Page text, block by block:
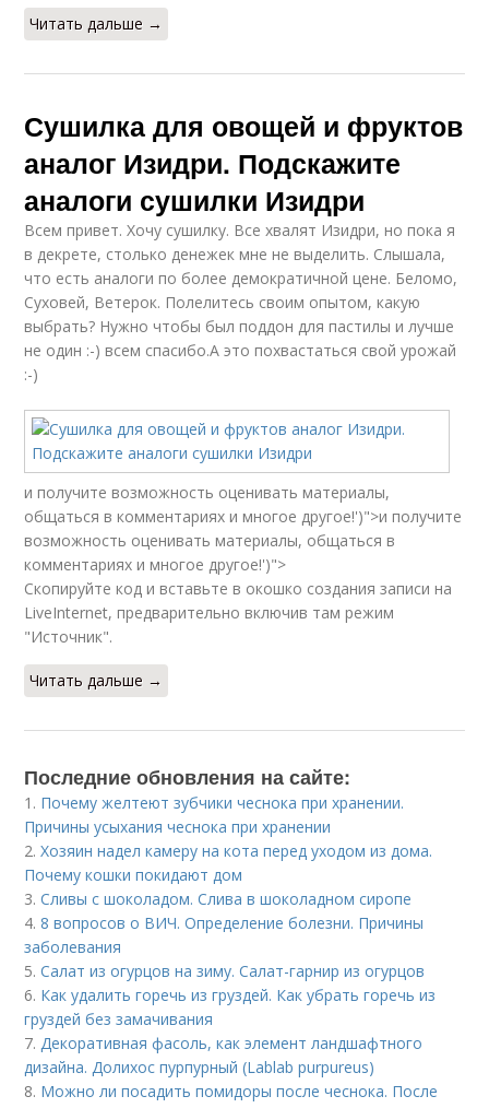
Читать дальше →
Сушилка для овощей и фруктов
аналог Изидри. Подскажите
аналоги сушилки Изидри
Всем привет. Хочу сушилку. Все хвалят Изидри, но пока я
в декрете, столько денежек мне не выделить. Слышала,
что есть аналоги по более демократичной цене. Беломо,
Суховей, Ветерок. Полелитесь своим опытом, какую
выбрать? Нужно чтобы был поддон для пастилы и лучше
не один :-) всем спасибо.А это похвастаться свой урожай
:-)
и получите возможность оценивать материалы,
общаться в комментариях и многое другое!')">и получите
возможность оценивать материалы, общаться в
комментариях и многое другое!')">
Скопируйте код и вставьте в окошко создания записи на
LiveInternet, предварительно включив там режим
"Источник".
Читать дальше →
Последние обновления на сайте:
1. Почему желтеют зубчики чеснока при хранении.
Причины усыхания чеснока при хранении
2.Хозяин надел камеру на кота перед уходом из дома.
Почему кошки покидают дом
3.Сливы с шоколадом. Слива в шоколадном сиропе
4.8 вопросов о ВИЧ. Определение болезни. Причины
заболевания
5.Салат из огурцов на зиму. Салат-гарнир из огурцов
6. Как удалить горечь из груздей. Как убрать горечь из
груздей без замачивания
7. Декоративная фасоль, как элемент ландшафтного
дизайна. Долихос пурпурный (Lablab purpureus)
8. Можно ли посадить помидоры после чеснока. После